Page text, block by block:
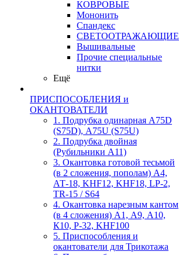
КОВРОВЫЕ
Мононить
Спандекс
СВЕТООТРАЖАЮЩИЕ
Вышивальные
Прочие специальные
нитки
Ещё
ПРИСПОСОБЛЕНИЯ и
ОКАНТОВАТЕЛИ
1. Подрубка одинарная А75D
(S75D), А75U (S75U)
2. Подрубка двойная
(Рубильники А11)
3. Окантовка готовой тесьмой
(в 2 сложения, пополам) А4,
АТ-18, KHF12, KHF18, LP-2,
TR-15 / S64
4. Окантовка нарезным кантом
(в 4 сложения) А1, А9, А10,
К10, Р-32, KHF100
5. Приспособления и
окантователи для Трикотажа